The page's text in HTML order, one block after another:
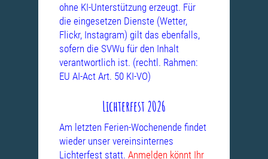
ohne KI-Unterstützung erzeugt. Für
die eingesetzen Dienste (Wetter,
Flickr, Instagram) gilt das ebenfalls,
sofern die SVWu für den Inhalt
verantwortlich ist. (rechtl. Rahmen:
EU AI-Act Art. 50 KI-VO)
Lichterfest 2026
Am letzten Ferien-Wochenende findet
wieder unser vereinsinternes
Lichterfest statt. Anmelden könnt Ihr